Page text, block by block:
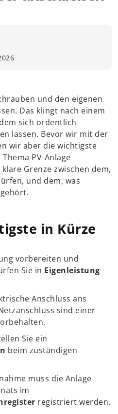
und den eigenen
Das klingt nach einem
sich ordentlich
lassen. Bevor wir mit der
wir aber die wichtigste
PV-Anlage
Grenze zwischen dem,
und dem, was
in Kürze
vorbereiten und
Sie in Eigenleistung
Anschluss ans
sind einer
Sie ein
beim zuständigen
muss die Anlage
im
registriert werden.
Daten in den
Nutzung dieser Services willigen
Daten in den USA gemäß Art.
EU-Standards ein. Es
dass US-Behörden
und Europäer eine
das ordnungsgemäße
erforderlich.
Nutzungsdaten, die uns
wie unsere Besucher mit
von Drittanbietern oder
personalisierte Werbung
indem sie Besucher über
blockiert. Wenn
werden, ist für den Zugriff